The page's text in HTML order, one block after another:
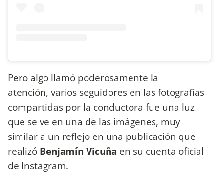
Pero algo llamó poderosamente la
atención, varios seguidores en las fotografías
compartidas por la conductora fue una luz
que se ve en una de las imágenes, muy
similar a un reflejo en una publicación que
realizó Benjamín Vicuña en su cuenta oficial
de Instagram.